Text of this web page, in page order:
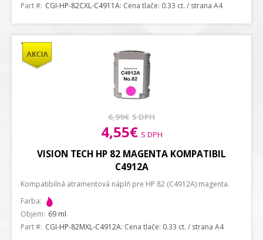
Part #: CGI-HP-82CXL-C4911A: Cena tlače: 0.33 ct. / strana A4
6,99€ S DPH
4,55€ S DPH
VISION TECH HP 82 MAGENTA KOMPATIBIL
C4912A
Kompatibilná atramentová náplň pre HP 82 (C4912A) magenta.
Farba:
Objem: 69 ml
Part #: CGI-HP-82MXL-C4912A: Cena tlače: 0.33 ct. / strana A4